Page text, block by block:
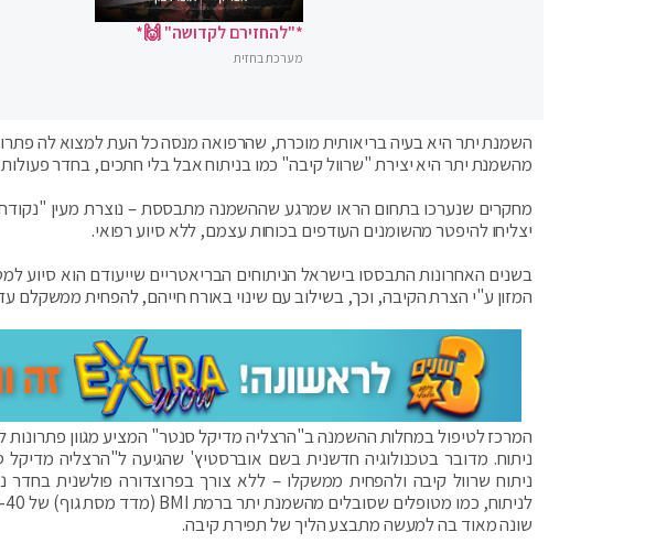
*"להחזירם לקדושה" 🙌*
מערכת בחזית
השמנת יתר היא בעיה בריאותית מוכרת, שהרפואה מנסה כל העת למצוא לה
מהשמנת יתר היא יצירת "שרוול קיבה" כמו בניתוח אבל בלי חתכים, בחדר פעולות
יצליחו להיפטר מהשומנים העודפים בכוחות עצמם, ללא סיוע רפואי.
בשנים האחרונות התבססו בישראל הניתוחים הבריאטריים שייעודם הוא סיוע
המזון ע"י הצרת הקיבה, וכך, בשילוב עם שינוי באורח חייהם, להפחית ממשקלם
המרכז לטיפול במחלות ההשמנה ב"הרצליה מדיקל סנטר" המציע מגוון
ניתוח. מדובר בטכנולוגיה חדשנית בשם אוברסטיץ' שהגיעה ל"הרצליה
ניתוח שרוול קיבה ולהפחית ממשקלו – ללא צורך בפרוצדורה פולשנית בחדר
שונה מאוד בה למעשה מתבצע הליך של תפירת קיבה.